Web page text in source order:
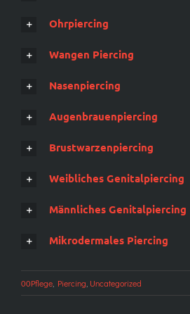
Ohrpiercing
Wangen Piercing
Nasenpiercing
Augenbrauenpiercing
Brustwarzenpiercing
Weibliches Genitalpiercing
Männliches Genitalpiercing
Mikrodermales Piercing
00Pflege, Piercing, Uncategorized